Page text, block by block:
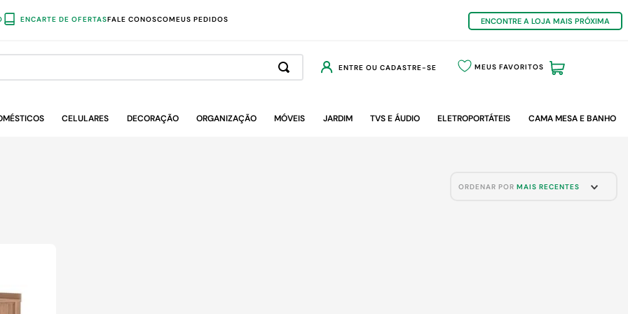
ENCARTE DE OFERTASFALE CONOSCOMEUS PEDIDOS ENCONTRE A LOJA MAIS PRÓXIMA
ENTRE OU CADASTRE-SE MEUS FAVORITOS
CELULARES DECORAÇÃO ORGANIZAÇÃO MÓVEIS JARDIM TVS E ÁUDIO ELETROPORTÁTEIS CAMA MESA E BANHO
ORDENAR POR MAIS RECENTES